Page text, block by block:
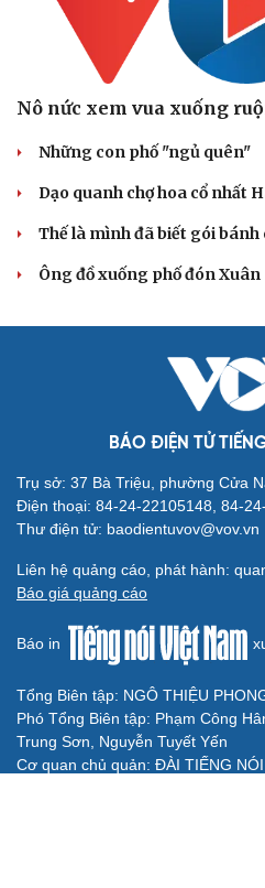
Cải chính
Nô nức xem vua xuống
Những con phố "ngủ quên"
Dạo quanh chợ hoa cổ nhất
Thế là mình đã biết gói bánh
Ông đồ xuống phố đón Xuân
BÁO ĐIỆN TỬ
Trụ sở: 37 Bà Triệu, phường Cửa
Điện thoại: 84-24-22105148, 84-
Thư điện tử: baodientuvov@vov.vn
Liên hệ quảng cáo, phát hành:
Báo giá quảng cáo
Báo in
Tổng Biên tập: NGÔ THIỆU
Phó Tổng Biên tập: Phạm Công
Trung Sơn, Nguyễn Tuyết Yến
Cơ quan chủ quản: ĐÀI TIẾNG